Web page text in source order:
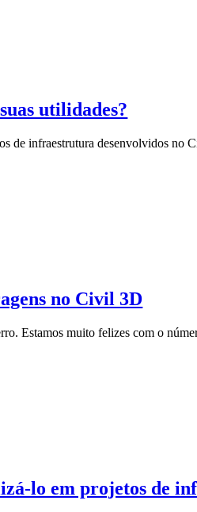
utilidades?
de infraestrutura desenvolvidos
no Civil 3D
Estamos muito felizes com o
lo em projetos de